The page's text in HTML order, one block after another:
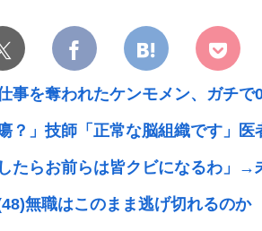
事を奪われたケンモメン、ガチ
？」技師「正常な脳組織です」医
たらお前らは皆クビになるわ」→
無職はこのまま逃げ切れるのか